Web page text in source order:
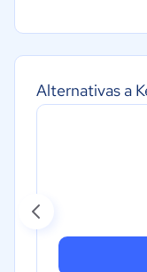
Alternativas a